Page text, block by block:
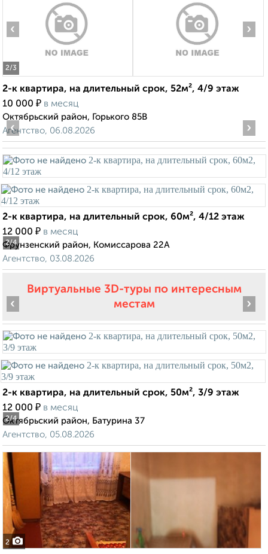
2/3
‹ ›
2-к квартира, на длительный срок, 52м², 4/9 этаж
10 000 ₽ в месяц
Октябрьский район, Горького 85В
Агентство, 06.08.2026
2/4
‹ ›
2-к квартира, на длительный срок, 60м², 4/12 этаж
12 000 ₽ в месяц
Фрунзенский район, Комиссарова 22А
Агентство, 03.08.2026
Виртуальные 3D-туры по интересным
местам
2/4
‹ ›
2-к квартира, на длительный срок, 50м², 3/9 этаж
12 000 ₽ в месяц
Октябрьский район, Батурина 37
Агентство, 05.08.2026
2